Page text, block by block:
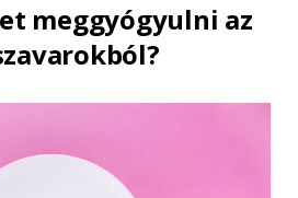
meggyógyulni az